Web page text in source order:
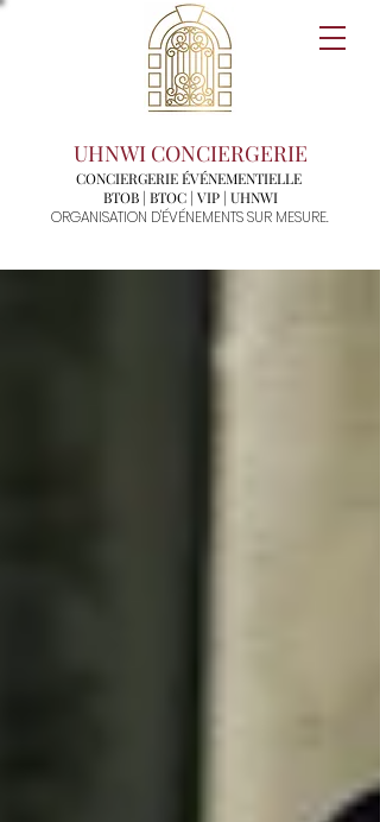
UHNWI CONCIERGERIE
CONCIERGERIE ÉVÉNEMENTIELLE
BTOB | BTOC | VIP | UHNWI
ORGANISATION D'ÉVÉNEMENTS SUR MESURE.